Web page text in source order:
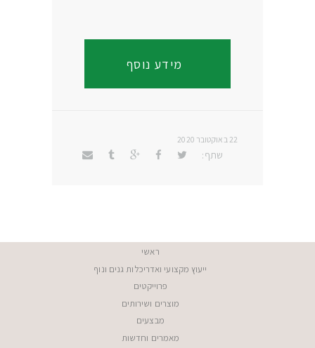
מידע נוסף
22 באוקטובר 2020
שתף:
ראשי
ייעוץ מקצועי ואדריכלות גנים ונוף
פרוייקטים
מוצרים ושירותים
מבצעים
מאמרים וחדשות